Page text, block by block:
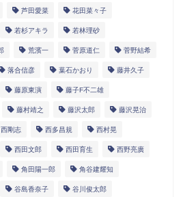
芦田愛菜 花田菜々子
若杉アキラ 若林理砂
荒濱一 菅原道仁 菅野結希
落合信彦 葉石かおり 藤井久子
藤原東演 藤子F不二雄
藤村靖之 藤沢太郎 藤沢晃治
西剛志 西多昌規 西村晃
西田文郎 西田育生 西野亮廣
角田陽一郎 角谷建耀知
谷島香奈子 谷川俊太郎